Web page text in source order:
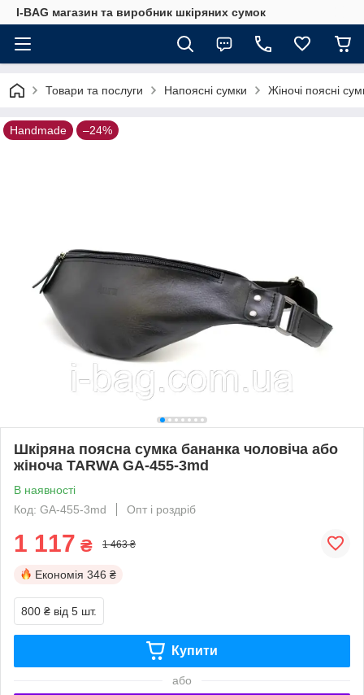
I-BAG магазин та виробник шкіряних сумок
Товари та послуги Напоясні сумки Жіночі поясні
Handmade –24%
Шкіряна поясна сумка бананка чоловіча або
жіноча TARWA GA-455-3md
В наявності
Код: GA-455-3md
Опт і роздріб
1 117 ₴ 1 463 ₴
Економія 346 ₴
800 ₴ від 5 шт.
Купити
або